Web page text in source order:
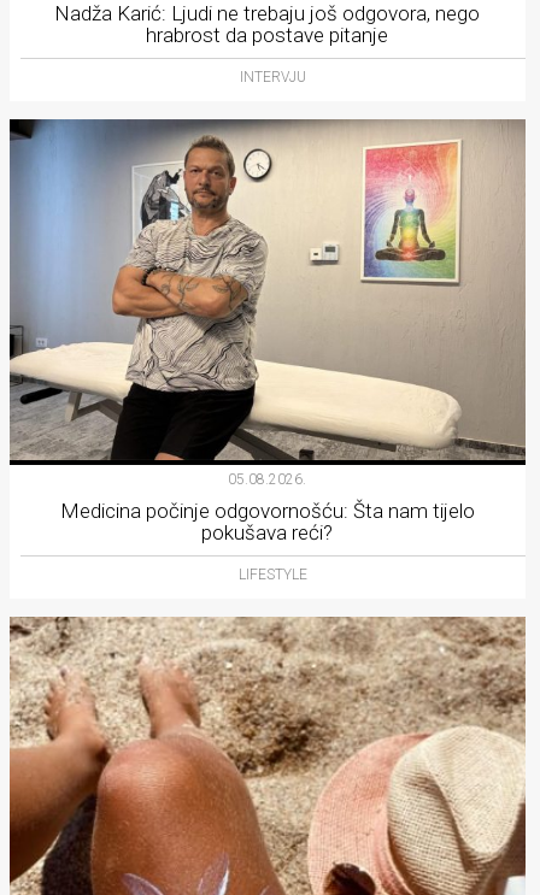
Nadža Karić: Ljudi ne trebaju još odgovora, nego
hrabrost da postave pitanje
INTERVJU
05.08.2026.
Medicina počinje odgovornošću: Šta nam tijelo
pokušava reći?
LIFESTYLE